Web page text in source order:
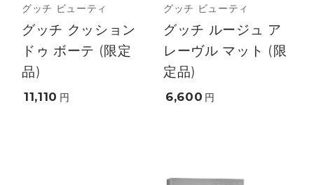
グッチ ビューティ
グッチ クッション
ドゥ ボーテ (限定
品)
11,110 円
グッチ ビューティ
グッチ ルージュ ア
レーヴル マット (限
定品)
6,600 円